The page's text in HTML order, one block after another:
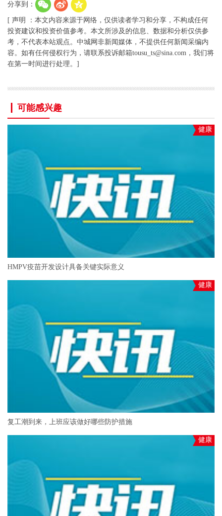
分享到：
[ 声明 ：本文内容来源于网络，仅供读者学习和分享，不构成任何
投资建议和投资价值参考。本文所涉及的信息、数据和分析仅供参
考，不代表本站观点。中城网非新闻媒体，不提供任何新闻采编内
容。如有任何侵权行为，请联系投诉邮箱tousu_ts@sina.com，我们将
在第一时间进行处理。]
可能感兴趣
健康
HMPV疫苗开发设计具备关键实际意义
健康
复工潮到来，上班应该做好哪些防护措施
健康